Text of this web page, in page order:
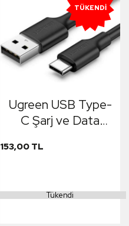
TÜKENDI
Ugreen USB Type-
C Şarj ve Data
153,00 TL
Tükendi